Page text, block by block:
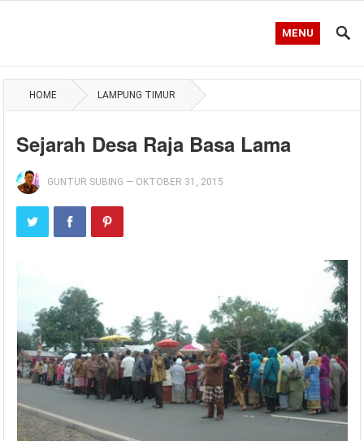
MENU
HOME LAMPUNG TIMUR
Sejarah Desa Raja Basa Lama
GUNTUR SUBING — OKTOBER 31, 2015